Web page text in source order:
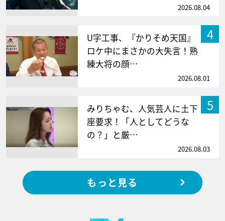
2026.08.04
4
U字工事、『かりそめ天国』
ロケ中にまさかの大失言！熟
練大将の顔…
2026.08.01
5
みりちゃむ、人気芸人に土下
座要求！「人としてどうな
の？」と厳…
2026.08.03
もっと見る